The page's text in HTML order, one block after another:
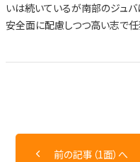
いは続いているが南部のジュバ
安全面に配慮しつつ高い志で任
前の記事（1面）へ